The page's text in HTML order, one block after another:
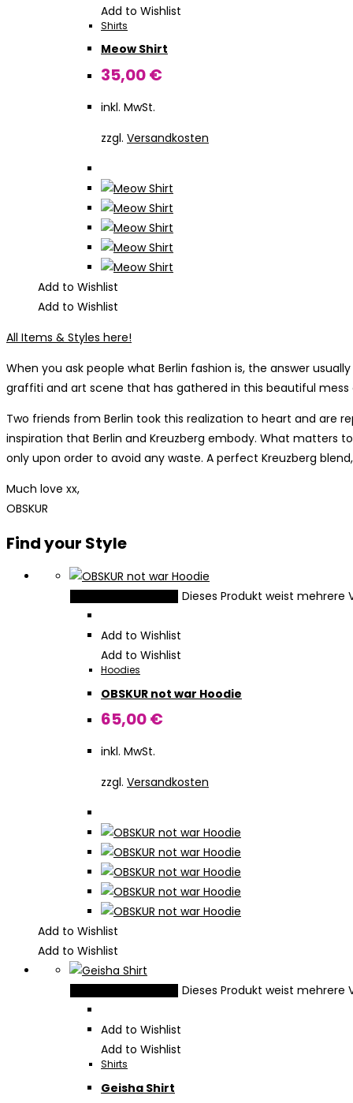
Add to Wishlist
Shirts
Meow Shirt
35,00€
inkl. MwSt.
zzgl. Versandkosten
Add to Wishlist
Add to Wishlist
All Items & Styles here!
When you ask people what Berlin fashion is, the answer
graffiti and art scene that has gathered in this beautiful
Two friends from Berlin took this realization to heart and are
inspiration that Berlin and Kreuzberg embody. What matters
only upon order to avoid any waste. A perfect Kreuzberg
Much love xx,
OBSKUR
Find your Style
Dieses Produkt weist
Add to Wishlist
Add to Wishlist
Hoodies
OBSKUR not war Hoodie
65,00€
inkl. MwSt.
zzgl. Versandkosten
Add to Wishlist
Add to Wishlist
Dieses Produkt weist
Add to Wishlist
Add to Wishlist
Shirts
Geisha Shirt